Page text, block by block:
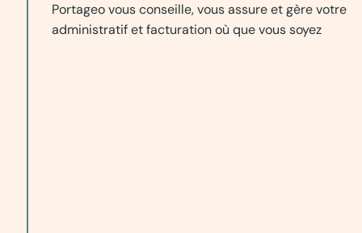
Portageo vous conseille, vous assure et gère votre
administratif et facturation où que vous soyez